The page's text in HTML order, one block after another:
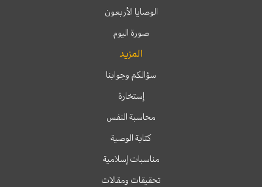
الوصايا الأربعون
صورة اليوم
المزيد
سؤالكم وجوابنا
إستخارة
محاسبة النفس
كتابة الوصية
مناسبات إسلامية
تحقيقات ومقالات